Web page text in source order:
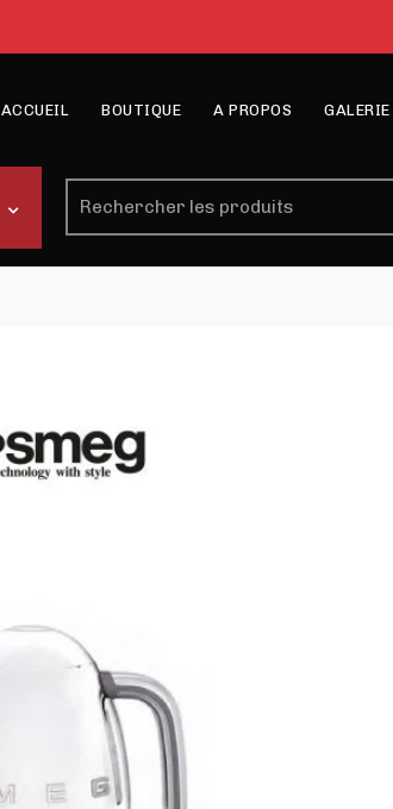
ACCUEIL BOUTIQUE A PROPOS GALERIE